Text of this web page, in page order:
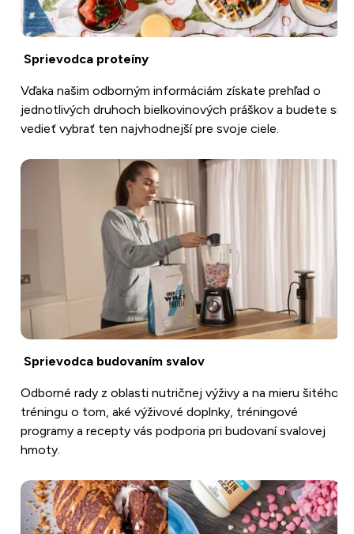
Sprievodca proteíny
Vďaka našim odborným informáciám získate prehľad o
jednotlivých druhoch bielkovinových práškov a budete si
vedieť vybrať ten najvhodnejší pre svoje ciele.
Sprievodca budovaním svalov
Odborné rady z oblasti nutričnej výživy a na mieru šitého
tréningu o tom, aké výživové doplnky, tréningové
programy a recepty vás podporia pri budovaní svalovej
hmoty.